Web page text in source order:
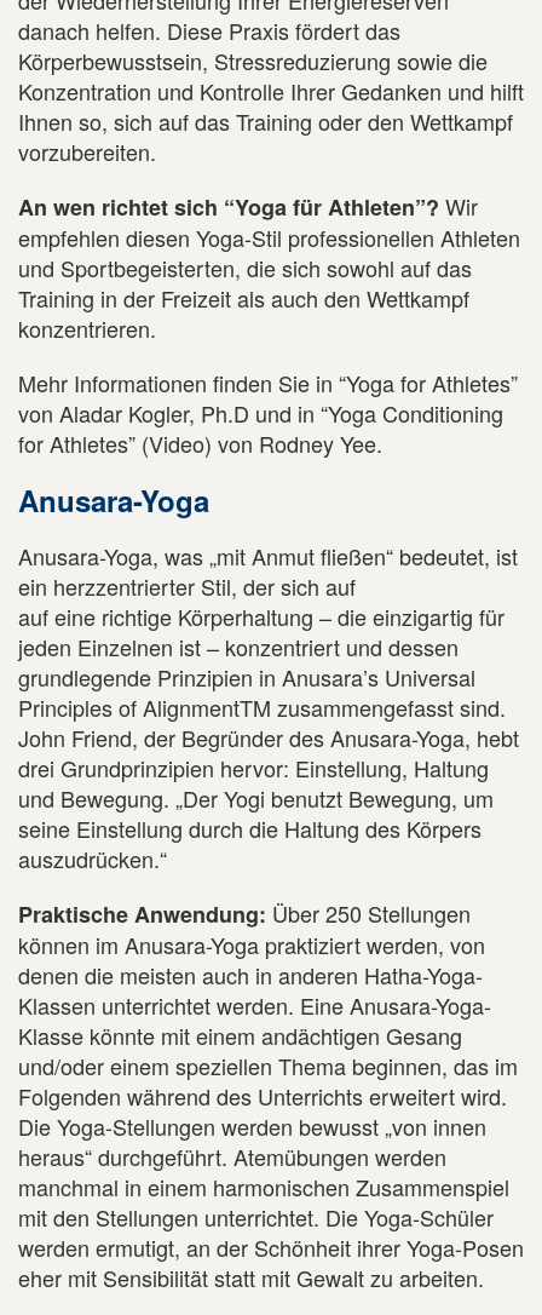
danach helfen. Diese Praxis fördert das
Körperbewusstsein, Stressreduzierung sowie die
Konzentration und Kontrolle Ihrer Gedanken und hilft
Ihnen so, sich auf das Training oder den Wettkampf
vorzubereiten.
An wen richtet sich “Yoga für Athleten”? Wir
empfehlen diesen Yoga-Stil professionellen Athleten
und Sportbegeisterten, die sich sowohl auf das
Training in der Freizeit als auch den Wettkampf
konzentrieren.
Mehr Informationen finden Sie in “Yoga for Athletes”
von Aladar Kogler, Ph.D und in “Yoga Conditioning
for Athletes” (Video) von Rodney Yee.
Anusara-Yoga
Anusara-Yoga, was „mit Anmut fließen“ bedeutet, ist
ein herzzentrierter Stil, der sich auf
auf eine richtige Körperhaltung – die einzigartig für
jeden Einzelnen ist – konzentriert und dessen
grundlegende Prinzipien in Anusara’s Universal
Principles of AlignmentTM zusammengefasst sind.
John Friend, der Begründer des Anusara-Yoga, hebt
drei Grundprinzipien hervor: Einstellung, Haltung
und Bewegung. „Der Yogi benutzt Bewegung, um
seine Einstellung durch die Haltung des Körpers
auszudrücken.“
Praktische Anwendung: Über 250 Stellungen
können im Anusara-Yoga praktiziert werden, von
denen die meisten auch in anderen Hatha-Yoga-
Klassen unterrichtet werden. Eine Anusara-Yoga-
Klasse könnte mit einem andächtigen Gesang
und/oder einem speziellen Thema beginnen, das im
Folgenden während des Unterrichts erweitert wird.
Die Yoga-Stellungen werden bewusst „von innen
heraus“ durchgeführt. Atemübungen werden
manchmal in einem harmonischen Zusammenspiel
mit den Stellungen unterrichtet. Die Yoga-Schüler
werden ermutigt, an der Schönheit ihrer Yoga-Posen
eher mit Sensibilität statt mit Gewalt zu arbeiten.